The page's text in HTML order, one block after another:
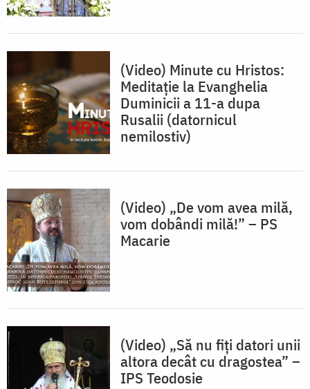
(Video) Minute cu Hristos:
Meditație la Evanghelia
Duminicii a 11-a dupa
Rusalii (datornicul
nemilostiv)
(Video) „De vom avea milă,
vom dobândi milă!” – PS
Macarie
(Video) „Să nu fiți datori unii
altora decât cu dragostea” –
IPS Teodosie